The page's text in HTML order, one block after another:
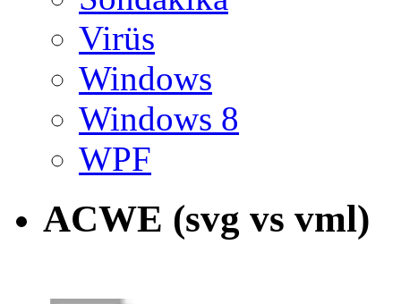
Virüs
Windows
Windows 8
WPF
ACWE (svg vs vml)